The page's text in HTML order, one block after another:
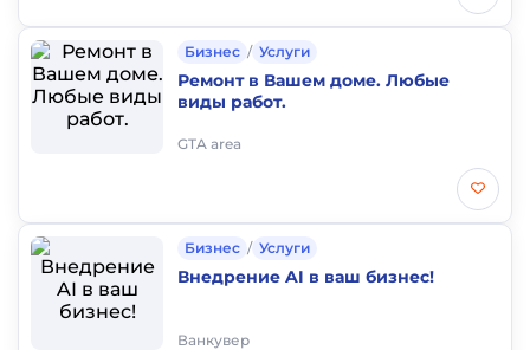
Бизнес / Услуги
Ремонт в Вашем доме. Любые
виды работ.
GTA area
Бизнес / Услуги
Внедрение AI в ваш бизнес!
Ванкувер